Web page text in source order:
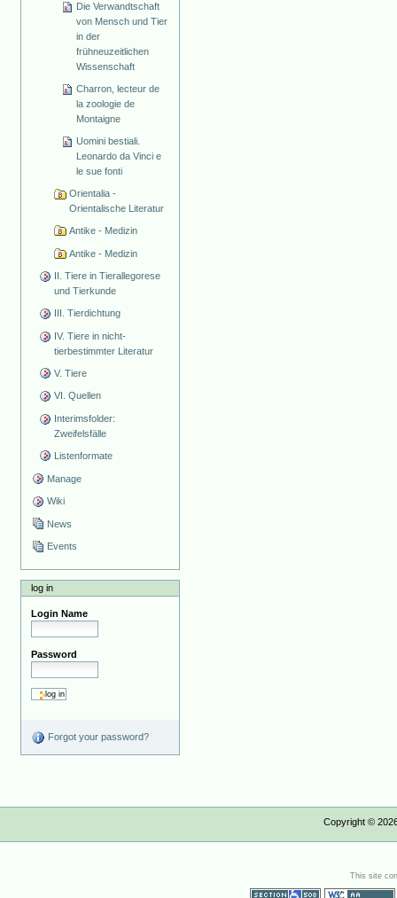
Die Verwandtschaft
von Mensch und Tier
in der
frühneuzeitlichen
Wissenschaft
Charron, lecteur de
la zoologie de
Montaigne
Uomini bestiali.
Leonardo da Vinci e
le sue fonti
Orientalia -
Orientalische Literatur
Antike - Medizin
Antike - Medizin
II. Tiere in Tierallegorese
und Tierkunde
III. Tierdichtung
IV. Tiere in nicht-
tierbestimmter Literatur
V. Tiere
VI. Quellen
Interimsfolder:
Zweifelsfälle
Listenformate
Manage
Wiki
News
Events
log in
Login Name
Password
Forgot your password?
Copyright ©
This site